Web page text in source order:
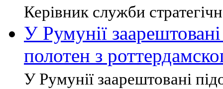
Керівник служби
У Румунії
полотен з
У Румунії заарештовані